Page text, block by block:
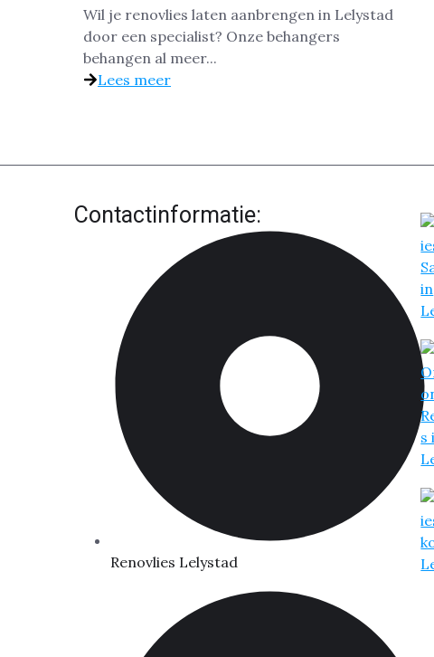
Wil je renovlies laten aanbrengen in Lelystad
door een specialist? Onze behangers
behangen al meer...
Lees meer
Contactinformatie:
Renovlies Lelystad